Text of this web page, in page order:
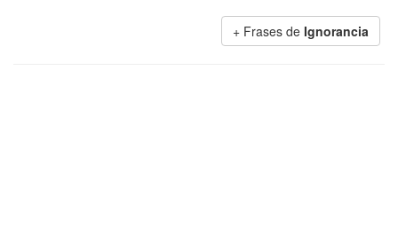
+ Frases de Ignorancia